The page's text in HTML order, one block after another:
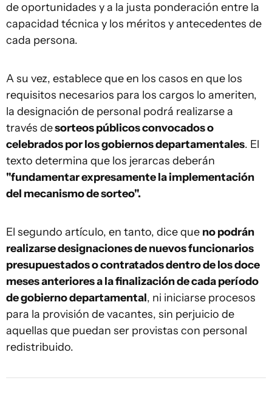
de oportunidades y a la justa ponderación entre la
capacidad técnica y los méritos y antecedentes de
cada persona.
A su vez, establece que en los casos en que los
requisitos necesarios para los cargos lo ameriten,
la designación de personal podrá realizarse a
través desorteos públicos convocados o
celebrados por los gobiernos departamentales. El
texto determina que los jerarcas deberán
"fundamentar expresamente la implementación
del mecanismo de sorteo".
El segundo artículo, en tanto, dice que no podrán
realizarse designaciones de nuevos funcionarios
presupuestados o contratados dentro de los doce
meses anteriores a la finalización de cada período
de gobierno departamental, ni iniciarse procesos
para la provisión de vacantes, sin perjuicio de
aquellas que puedan ser provistas con personal
redistribuido.